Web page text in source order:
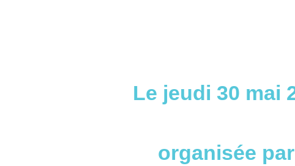
Le jeudi 30 mai
organisée